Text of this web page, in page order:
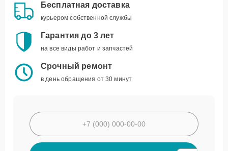
Бесплатная доставка
курьером собственной службы
Гарантия до 3 лет
на все виды работ и запчастей
Срочный ремонт
в день обращения от 30 минут